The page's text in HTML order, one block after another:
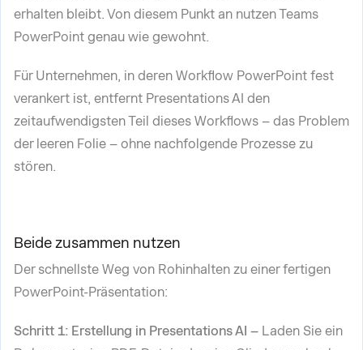
erhalten bleibt. Von diesem Punkt an nutzen Teams
PowerPoint genau wie gewohnt.
Für Unternehmen, in deren Workflow PowerPoint fest
verankert ist, entfernt Presentations AI den
zeitaufwendigsten Teil dieses Workflows – das Problem
der leeren Folie – ohne nachfolgende Prozesse zu
stören.
Beide zusammen nutzen
Der schnellste Weg von Rohinhalten zu einer fertigen
PowerPoint-Präsentation:
Schritt 1: Erstellung in Presentations AI – Laden Sie ein